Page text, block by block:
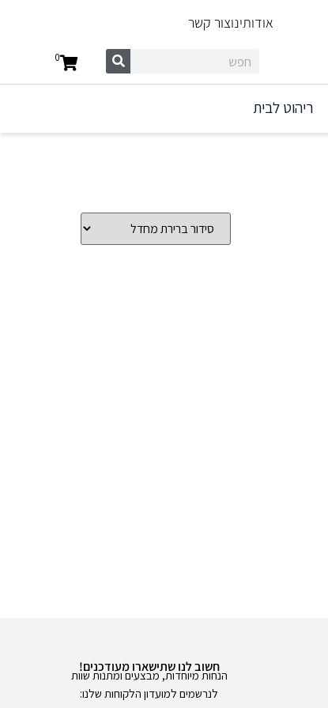
אודותינוצור קשר
0
ריהוט לבית
חשוב לנו שתישארו מעודכנים!
הנחות מיוחדות, מבצעים ומתנות שוות
לנרשמים למועדון הלקוחות שלנו: